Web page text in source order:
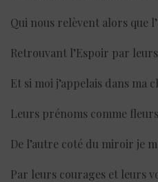
Qui nous relèvent alors que
Retrouvant l’Espoir par
Et si moi j’appelais dans ma
Leurs prénoms comme
De l’autre coté du miroir je
Par leurs courages et leurs